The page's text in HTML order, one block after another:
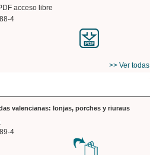
acceso libre
4
>> Ver todas
valencianas: lonjas, porches y riuraus
4